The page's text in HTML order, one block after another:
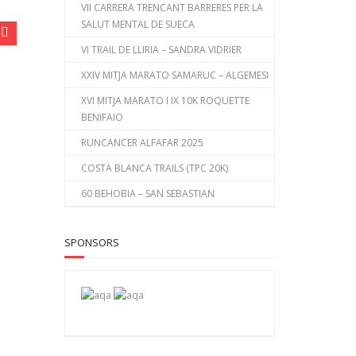
VII CARRERA TRENCANT BARRERES PER LA
SALUT MENTAL DE SUECA
VI TRAIL DE LLIRIA – SANDRA VIDRIER
XXIV MITJA MARATO SAMARUC – ALGEMESI
XVI MITJA MARATO I IX 10K ROQUETTE
BENIFAIO
RUNCANCER ALFAFAR 2025
COSTA BLANCA TRAILS (TPC 20K)
60 BEHOBIA – SAN SEBASTIAN
SPONSORS